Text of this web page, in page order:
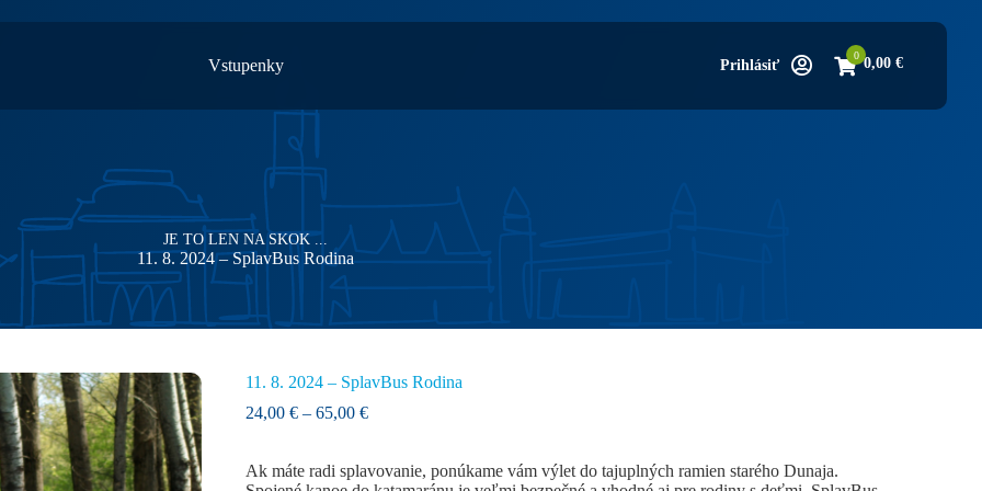
Vstupenky
Prihlásiť
0 0,00 €
JE TO LEN NA SKOK ...
11. 8. 2024 – SplavBus Rodina
11. 8. 2024 – SplavBus Rodina
24,00 € – 65,00 €Price
through
Ak máte radi splavovanie, ponúkame vám výlet do tajuplných ramien starého Dunaja.